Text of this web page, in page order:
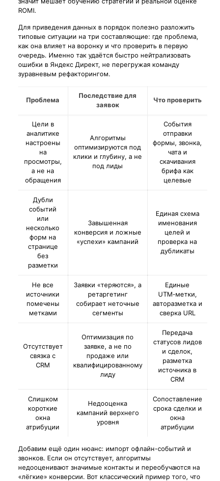
ROMI.
Для приведения данных в порядок полезно разложить
типовые ситуации на три составляющие: где проблема,
как она влияет на воронку и что проверить в первую
очередь. Именно так удаётся быстро нейтрализовать
ошибки в Яндекс Директ, не перегружая команду
зуравневым рефакторингом.
Проблема
Последствие для
заявок
Что проверить
Цели в
аналитике
настроены
на
просмотры,
а не на
обращения
Алгоритмы
оптимизируются под
клики и глубину, а не
под лиды
События
отправки
формы, звонка,
чата и
скачивания
брифа как
целевые
Дубли
событий
или
несколько
форм на
странице
без
разметки
Завышенная
конверсия и ложные
«успехи» кампаний
Единая схема
именования
целей и
проверка на
дубликаты
Не все
источники
помечены
метками
Заявки «теряются», а
ретаргетинг
собирает неточные
сегменты
Единые
UTM‑метки,
авторазметка и
сверка URL
Отсутствует
связка с
CRM
Оптимизация по
заявке, а не по
продаже или
квалифицированному
лиду
Передача
статусов лидов
и сделок,
разметка
источника в
CRM
Слишком
короткие
окна
атрибуции
Недооценка
кампаний верхнего
уровня
Сопоставление
срока сделки и
окна
атрибуции
Добавим ещё один нюанс: импорт офлайн-событий и
звонков. Если он отсутствует, алгоритмы
недооценивают значимые контакты и переобучаются на
«лёгкие» конверсии. Вот классический пример того, что